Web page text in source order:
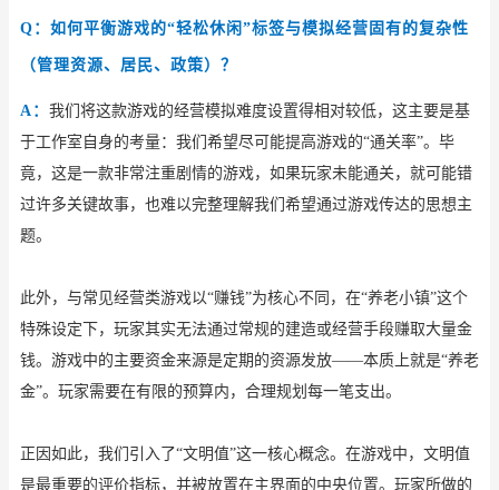
Q：如何平衡游戏的“轻松休闲”标签与模拟经营固有的复杂性
（管理资源、居民、政策）？
A： 我们将这款游戏的经营模拟难度设置得相对较低，这主要是基
于工作室自身的考量：我们希望尽可能提高游戏的“通关率”。毕
竟，这是一款非常注重剧情的游戏，如果玩家未能通关，就可能错
过许多关键故事，也难以完整理解我们希望通过游戏传达的思想主
题。
此外，与常见经营类游戏以“赚钱”为核心不同，在“养老小镇”这个
特殊设定下，玩家其实无法通过常规的建造或经营手段赚取大量金
钱。游戏中的主要资金来源是定期的资源发放——本质上就是“养老
金”。玩家需要在有限的预算内，合理规划每一笔支出。
正因如此，我们引入了“文明值”这一核心概念。在游戏中，文明值
是最重要的评价指标，并被放置在主界面的中央位置。玩家所做的